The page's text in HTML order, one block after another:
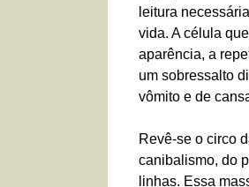
leitura
vida. A célula
aparência, a
um sobressalto
vômito e de
Revê-se o circo
canibalismo, do
linhas. Essa